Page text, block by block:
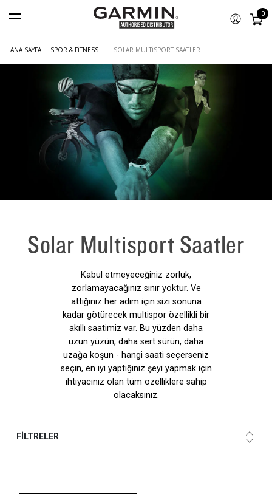
0
ANA SAYFA | SPOR & FITNESS | SOLAR MULTISPORT SAATLER
Solar Multisport Saatler
Kabul etmeyeceğiniz zorluk,
zorlamayacağınız sınır yoktur. Ve
attığınız her adım için sizi sonuna
kadar götürecek multispor özellikli bir
akıllı saatimiz var. Bu yüzden daha
uzun yüzün, daha sert sürün, daha
uzağa koşun - hangi saati seçerseniz
seçin, en iyi yaptığınız şeyi yapmak için
ihtiyacınız olan tüm özelliklere sahip
olacaksınız.
FİLTRELER